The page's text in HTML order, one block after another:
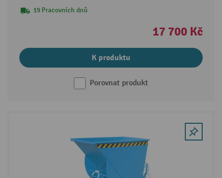
19 Pracovních dnů
17 700 Kč
K produktu
Porovnat produkt